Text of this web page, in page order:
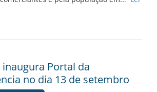
Portal da
no dia 13 de setembro